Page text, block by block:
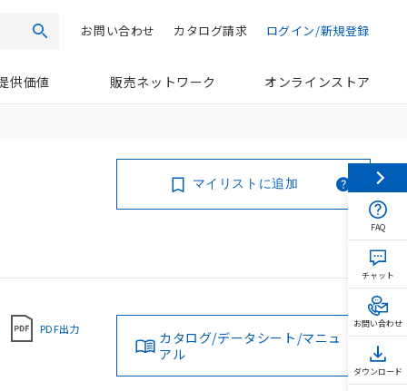
検索 ログイン/新規登録
カタログ請求
お問い合わせ
供価値 販売ネットワーク オンラインストア
マイリストに追加
PDF出力
カタログ/データシート/マニュ
アル
FAQ
チャット
お問い合わせ
ダウンロード